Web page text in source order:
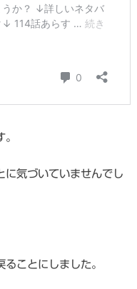
に気づいていませんでし
ことにしました。